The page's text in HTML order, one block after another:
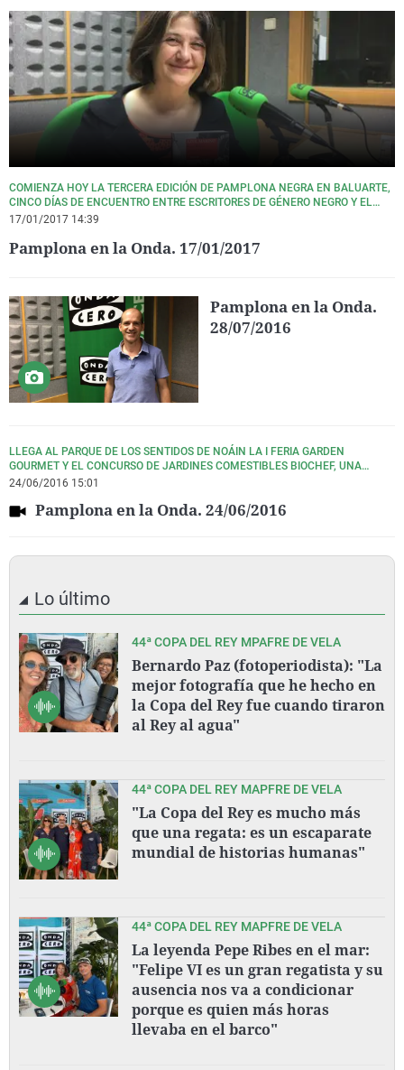
COMIENZA HOY LA TERCERA EDICIÓN DE PAMPLONA NEGRA EN BALUARTE,
CINCO DÍAS DE ENCUENTRO ENTRE ESCRITORES DE GÉNERO NEGRO Y EL
PÚBLICO. NOS HA VISITADO LA ESCRITORA ROSA RIBAS.
17/01/2017 14:39
Pamplona en la Onda. 17/01/2017
Pamplona en la Onda.
28/07/2016
LLEGA AL PARQUE DE LOS SENTIDOS DE NOÁIN LA I FERIA GARDEN
GOURMET Y EL CONCURSO DE JARDINES COMESTIBLES BIOCHEF, UNA
INICIATIVA NOVEDOSA QUE AÚNA GASTRONOMÍA, JARDINERÍA, ECOLOGÍA E
24/06/2016 15:01
Pamplona en la Onda. 24/06/2016
Lo último
44ª COPA DEL REY MPAFRE DE VELA
Bernardo Paz (fotoperiodista): "La
mejor fotografía que he hecho en
la Copa del Rey fue cuando tiraron
al Rey al agua"
44ª COPA DEL REY MAPFRE DE VELA
"La Copa del Rey es mucho más
que una regata: es un escaparate
mundial de historias humanas"
44ª COPA DEL REY MAPFRE DE VELA
La leyenda Pepe Ribes en el mar:
"Felipe VI es un gran regatista y su
ausencia nos va a condicionar
porque es quien más horas
llevaba en el barco"